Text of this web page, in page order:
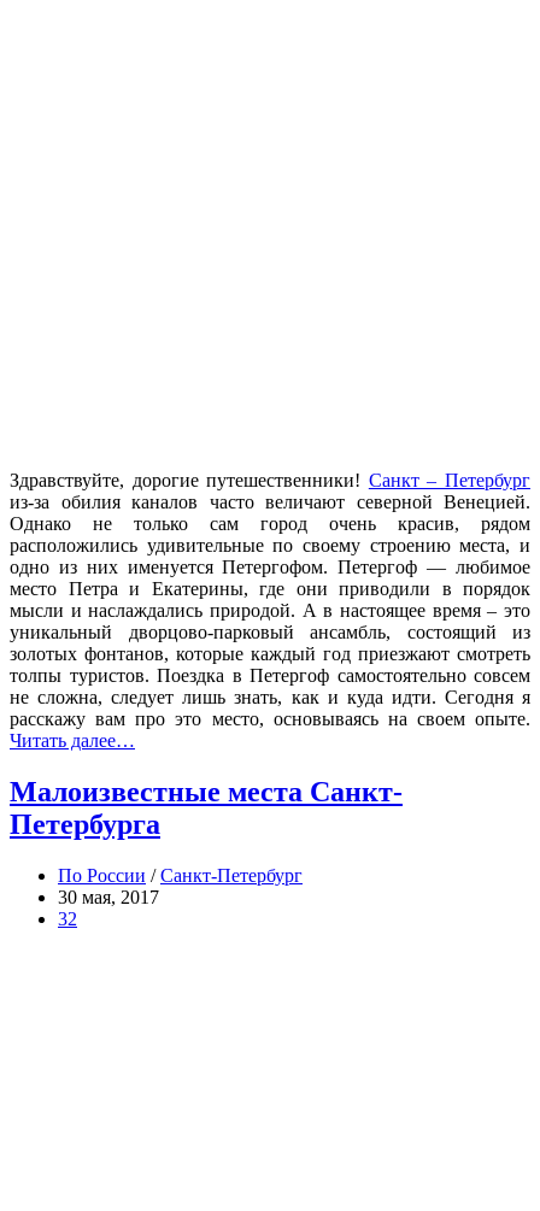
Здравствуйте, дорогие путешественники! Санкт – Петербург
из-за обилия каналов часто величают северной Венецией.
Однако не только сам город очень красив, рядом
расположились удивительные по своему строению места, и
одно из них именуется Петергофом. Петергоф — любимое
место Петра и Екатерины, где они приводили в порядок
мысли и наслаждались природой. А в настоящее время – это
уникальный дворцово-парковый ансамбль, состоящий из
золотых фонтанов, которые каждый год приезжают смотреть
толпы туристов. Поездка в Петергоф самостоятельно совсем
не сложна, следует лишь знать, как и куда идти. Сегодня я
расскажу вам про это место, основываясь на своем опыте.
Читать далее…
Малоизвестные места Санкт-
Петербурга
По России /Санкт-Петербург
30 мая, 2017
32